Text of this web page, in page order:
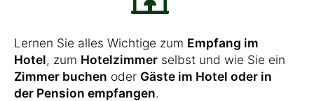
Lernen Sie alles Wichtige zum Empfang im
Hotel, zum Hotelzimmer selbst und wie Sie ein
Zimmer buchen oder Gäste im Hotel oder in
der Pension empfangen.